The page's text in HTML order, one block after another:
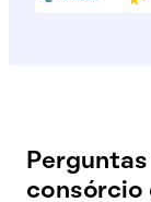
consórcio